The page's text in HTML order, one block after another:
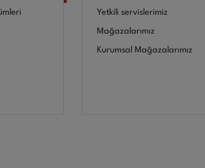
Yetkili servislerimiz
Mağazalarımız
Kurumsal Mağazalarımız